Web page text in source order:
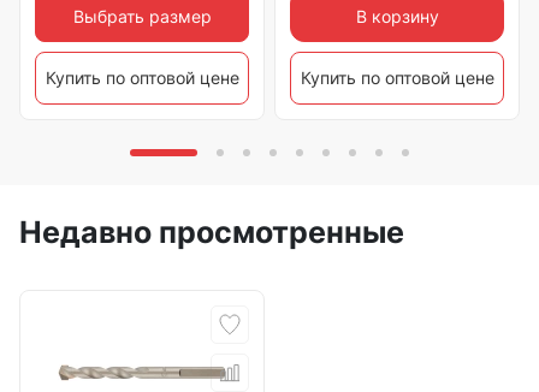
Выбрать размер
Купить по оптовой цене
В корзину
Купить по оптовой цене
Недавно просмотренные